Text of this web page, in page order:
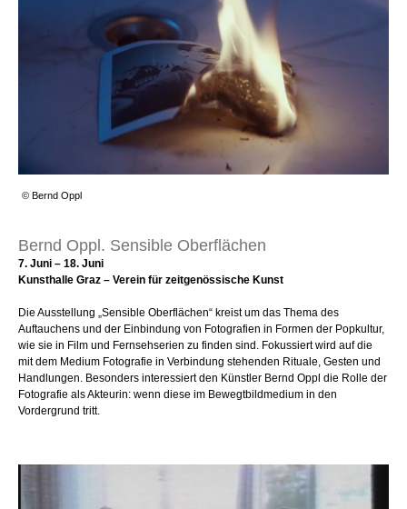
© Bernd Oppl
Bernd Oppl. Sensible Oberflächen
7. Juni – 18. Juni
Kunsthalle Graz – Verein für zeitgenössische Kunst
Die Ausstellung „Sensible Oberflächen“ kreist um das Thema des
Auftauchens und der Einbindung von Fotografien in Formen der Popkultur,
wie sie in Film und Fernsehserien zu finden sind. Fokussiert wird auf die
mit dem Medium Fotografie in Verbindung stehenden Rituale, Gesten und
Handlungen. Besonders interessiert den Künstler Bernd Oppl die Rolle der
Fotografie als Akteurin: wenn diese im Bewegtbildmedium in den
Vordergrund tritt.